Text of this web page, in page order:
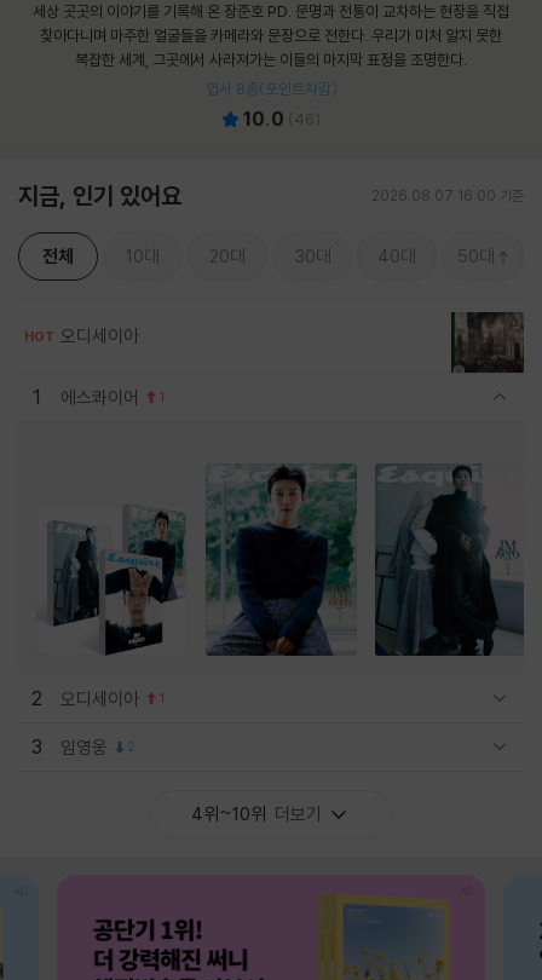
세상 곳곳의 이야기를 기록해 온 장준호 PD. 문명과 전통이 교차하는 현장을 직접
찾아다니며 마주한 얼굴들을 카메라와 문장으로 전한다. 우리가 미처 알지 못한
복잡한 세계, 그곳에서 사라져가는 이들의 마지막 표정을 조명한다.
엽서 8종(포인트차감)
10.0 (46)
지금, 인기 있어요 2026.08.07 16:00 기준
전체 10대 20대 30대 40대 50대
HOT 오디세이아
1 에스콰이어 1
2 오디세이아 1
3 임영웅 2
4위~10위 더보기